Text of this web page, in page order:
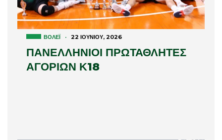
ΒΌΛΕΪ · 22 ΙΟΥΝΊΟΥ, 2026
ΠΑΝΕΛΛΗΝΙΟΙ ΠΡΩΤΑΘΛΗΤΕΣ
ΑΓΟΡΙΩΝ Κ18